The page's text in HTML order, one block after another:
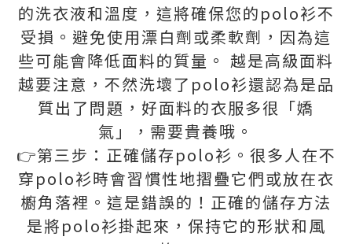
的洗衣液和溫度，這將確保您的polo衫不
受損。避免使用漂白劑或柔軟劑，因為這
些可能會降低面料的質量。 越是高級面料
越要注意，不然洗壞了polo衫還認為是品
質出了問題，好面料的衣服多很「嬌
氣」，需要貴養哦。
👉第三步：正確儲存polo衫。很多人在不
穿polo衫時會習慣性地摺疊它們或放在衣
櫥角落裡。這是錯誤的！正確的儲存方法
是將polo衫掛起來，保持它的形狀和風